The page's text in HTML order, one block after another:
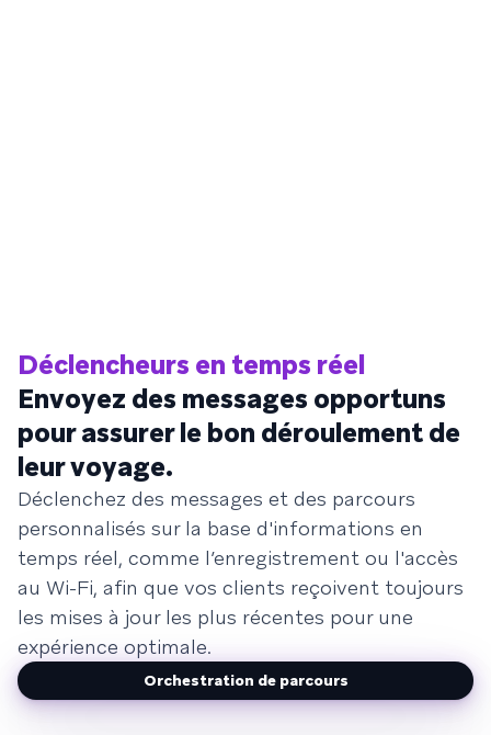
Déclencheurs en temps réel
Envoyez des messages opportuns
pour assurer le bon déroulement de
leur voyage.
Déclenchez des messages et des parcours
personnalisés sur la base d'informations en
temps réel, comme l’enregistrement ou l'accès
au Wi-Fi, afin que vos clients reçoivent toujours
les mises à jour les plus récentes pour une
expérience optimale.
Orchestration de parcours